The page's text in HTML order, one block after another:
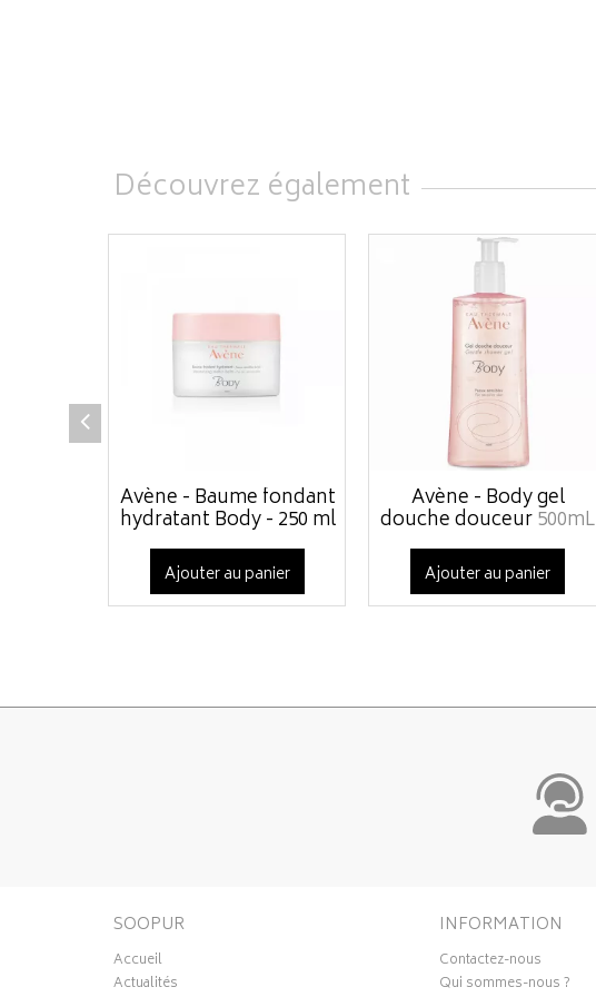
Découvrez également
Avène - Baume fondant
hydratant Body - 250 ml
Ajouter au panier
Avène - Body gel
douche douceur500mL
Ajouter au panier
SOOPUR
Accueil
Actualités
INFORMATION
Contactez-nous
Qui sommes-nous ?